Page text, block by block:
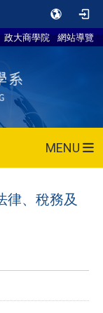
政大商學院 網站導覽
MENU
律、稅務及